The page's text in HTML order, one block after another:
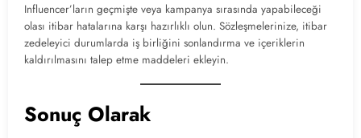
Influencer’ların geçmişte veya kampanya sırasında yapabileceği
olası itibar hatalarına karşı hazırlıklı olun. Sözleşmelerinize, itibar
zedeleyici durumlarda iş birliğini sonlandırma ve içeriklerin
kaldırılmasını talep etme maddeleri ekleyin.
Sonuç Olarak